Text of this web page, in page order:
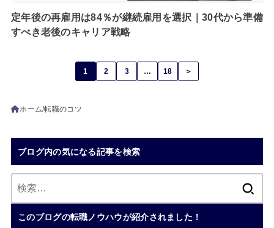
定年後の再雇用は84％が継続雇用を選択｜30代から準備
すべき老後のキャリア戦略
1 2 3 … 18 ＞
ホーム 転職のコツ
ブログ内の気になる記事を検索
このブログの転職ノウハウが紹介されました！